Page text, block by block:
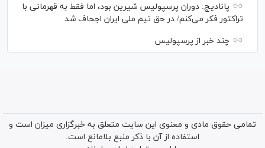
پانادیچ: دوران پرسپولیس شیرین بود، اما فقط به قهرمانی با
تراکتور فکر می‌کنم/ در حق تیم ملی ایران اجحاف شد
چند خبر از پرسپولیس
تمامی حقوق مادی و معنوی این سایت متعلق به خبرگزاری میزان است و
استفاده از آن با ذکر منبع بلامانع است.